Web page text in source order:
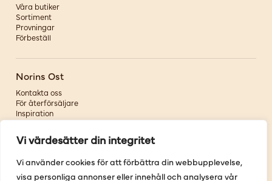
Vi värdesätter din integritet
Vi använder cookies för att förbättra din webbupplevelse,
visa personliga annonser eller innehåll och analysera vår
Våra butiker
Sortiment
Provningar
Förbeställ
Norins Ost
Kontakta oss
För återförsäljare
Inspiration
Om oss
Följ oss
Facebook